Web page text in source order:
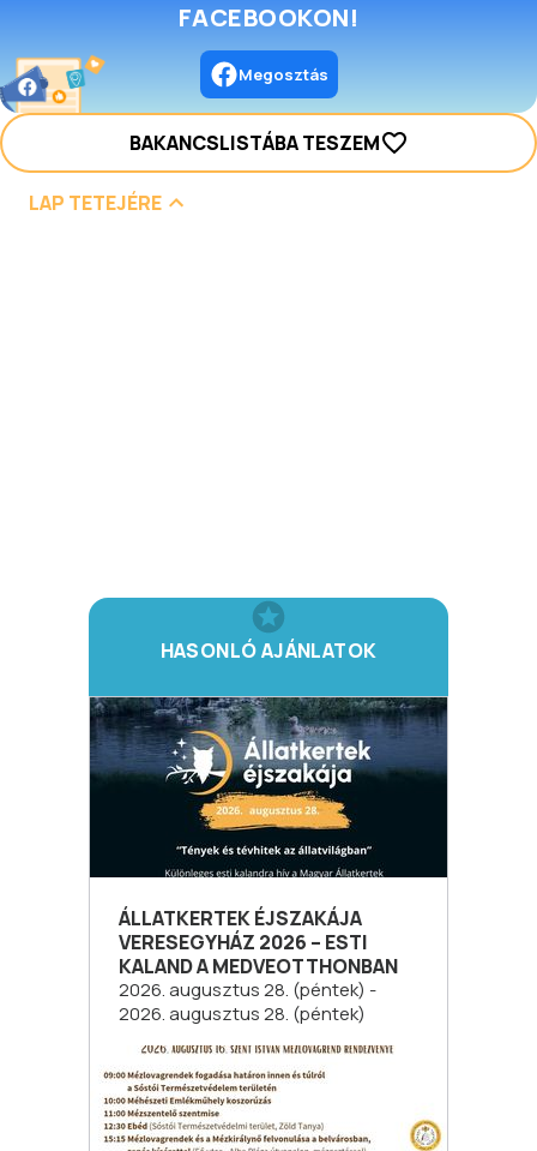
FACEBOOKON!
Megosztás
BAKANCSLISTÁBA TESZEM
LAP TETEJÉRE
HASONLÓ AJÁNLATOK
ÁLLATKERTEK ÉJSZAKÁJA
VERESEGYHÁZ 2026 – ESTI
KALAND A MEDVEOTTHONBAN
2026. augusztus 28. (péntek) -
2026. augusztus 28. (péntek)